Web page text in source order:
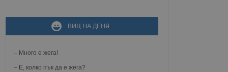
ВИЦ НА ДЕНЯ
– Много е жега!
– Е, колко пък да е жега?
зададена от уеб
MVC
известно като
при затваряне